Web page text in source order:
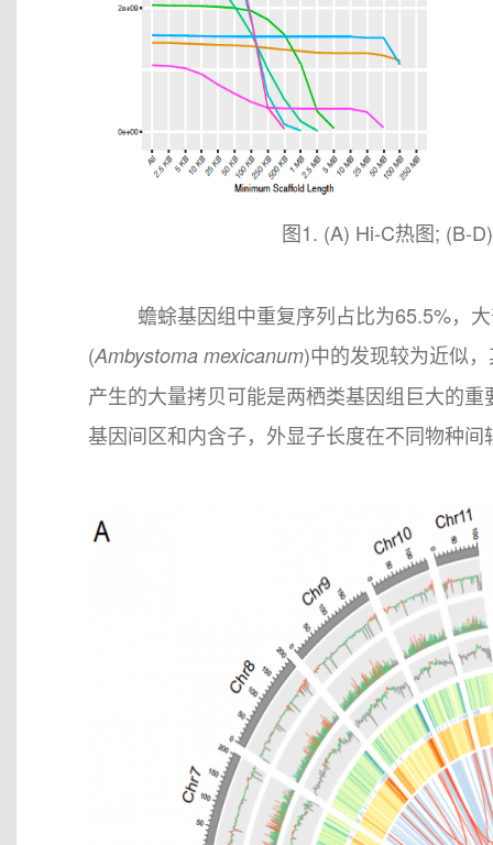
图1. (A) Hi-C热图; (B-
蟾蜍基因组中重复序列占比为65.5%，大
(Ambystoma mexicanum)中的发现较为近似
产生的大量拷贝可能是两栖类基因组巨大的
基因间区和内含子，外显子长度在不同物种间